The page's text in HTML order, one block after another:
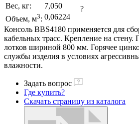
Вес, кг:
7,050
Объем, м3: 0,06224
?
Консоль BBS4180 применяется для
кабельных трасс. Крепление на стену.
лотков шириной 800 мм. Горячее
службы изделия в условиях
влажности.
Задать вопрос
Где купить?
Скачать страницу из каталога